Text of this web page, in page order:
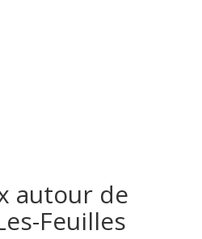
autour de
Feuilles